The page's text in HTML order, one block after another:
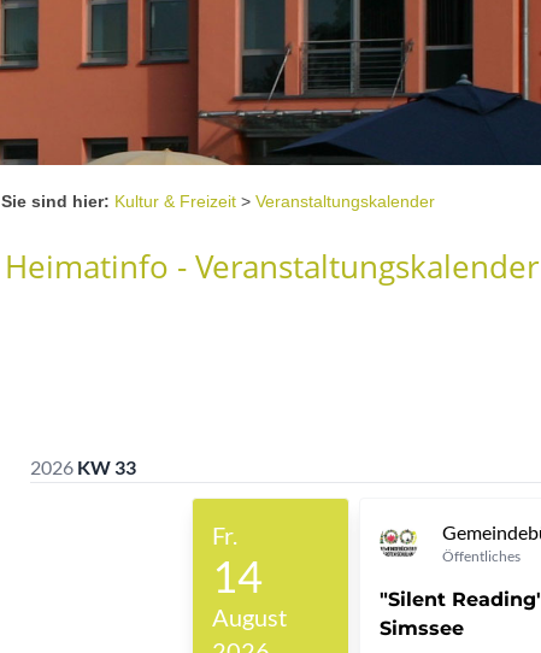
Sie sind hier: Kultur & Freizeit > Veranstaltungskalender
Heimatinfo - Veranstaltungskalender